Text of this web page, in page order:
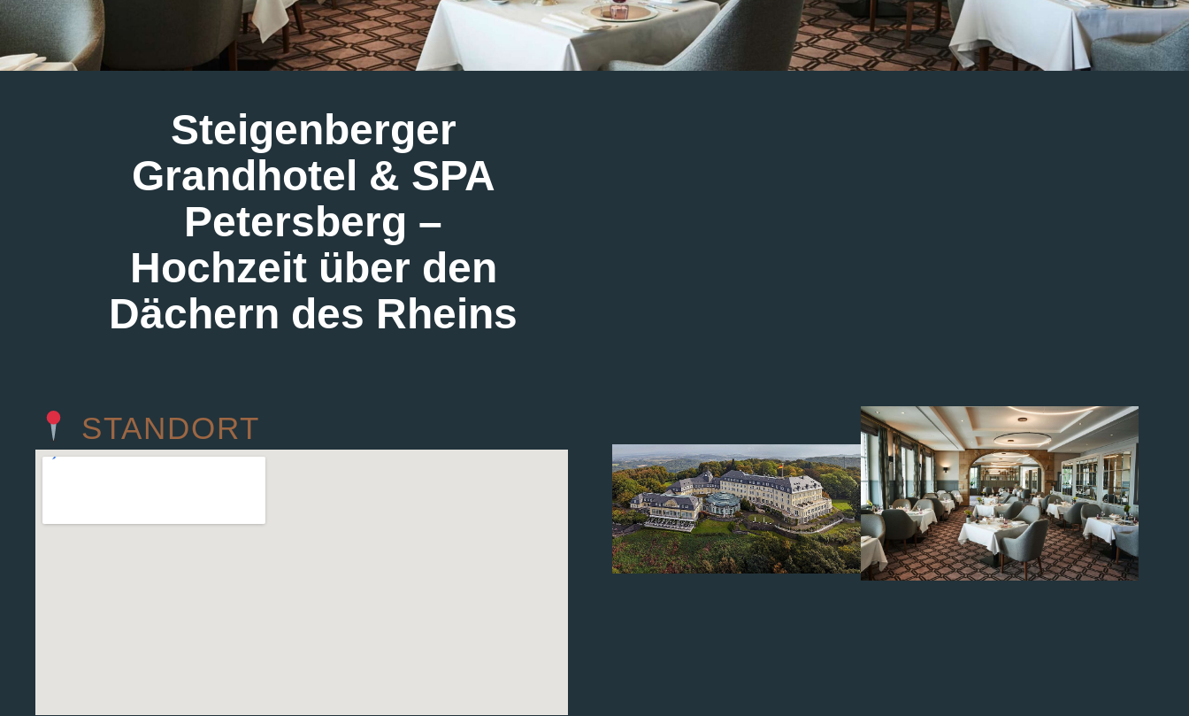
Steigenberger
Grandhotel & SPA
Petersberg –
Hochzeit über den
Dächern des Rheins
STANDORT